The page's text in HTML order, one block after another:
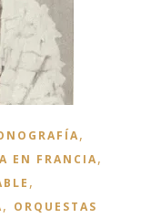
,
EN FRANCIA,
,
, ORQUESTAS